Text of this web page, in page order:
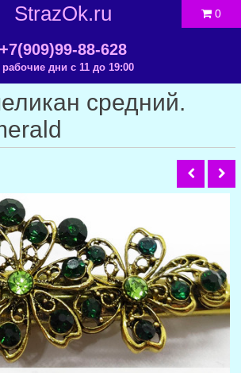
StrazOk.ru
+7(909)99-88-628
рабочие дни с 11 до 19:00
0
средний.